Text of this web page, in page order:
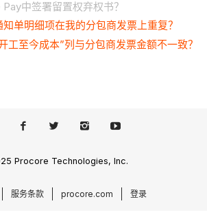
中签署留置权弃权书？
单明细项在我的分包商发票上重复？
工至今成本”列与分包商发票金额不一致？
Procore Technologies, Inc.
服务条款 procore.com 登录